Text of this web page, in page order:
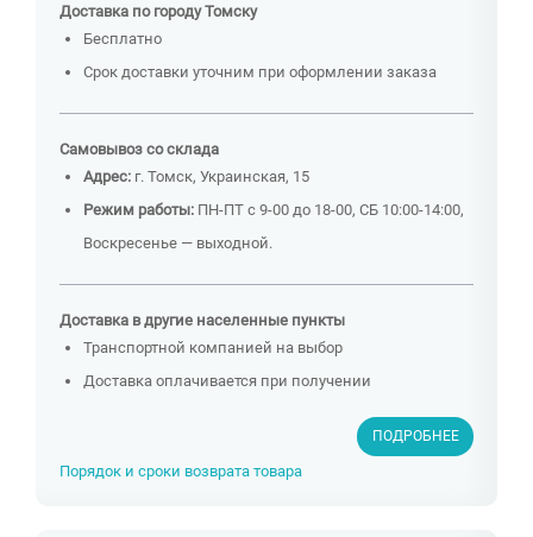
Доставка по городу Томску
Бесплатно
Срок доставки уточним при оформлении заказа
Самовывоз со склада
Адрес: г. Томск, Украинская, 15
Режим работы: ПН-ПТ с 9-00 до 18-00, СБ 10:00-14:00,
Воскресенье — выходной.
Доставка в другие населенные пункты
Транспортной компанией на выбор
Доставка оплачивается при получении
ПОДРОБНЕЕ
Порядок и сроки возврата товара